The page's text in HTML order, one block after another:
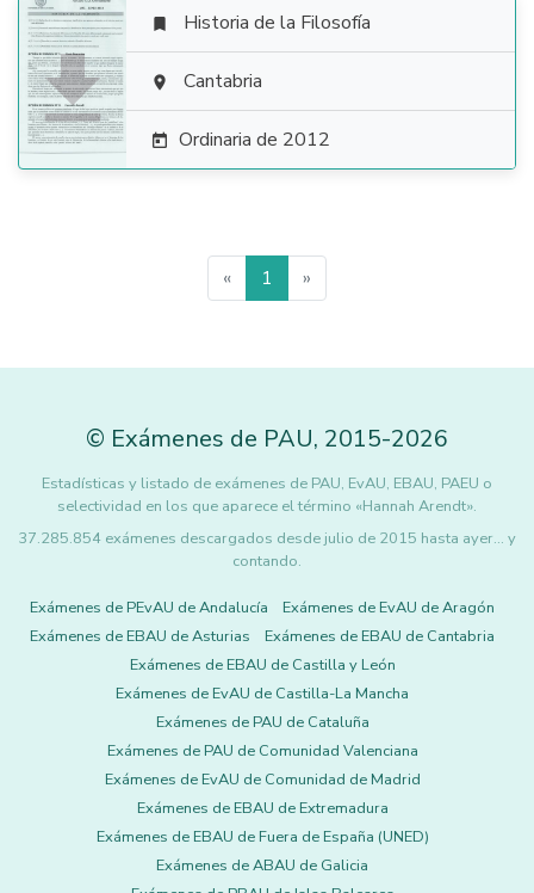

 Historia de la Filosofía
 Cantabria
 Ordinaria de 2012
« 1 »
© Exámenes de PAU, 2015-2026
Estadísticas y listado de exámenes de PAU, EvAU, EBAU, PAEU o
selectividad en los que aparece el término «Hannah Arendt».
37.285.854 exámenes descargados desde julio de 2015 hasta ayer... y
contando.
Exámenes de PEvAU de Andalucía
Exámenes de EvAU de Aragón
Exámenes de EBAU de Asturias
Exámenes de EBAU de Cantabria
Exámenes de EBAU de Castilla y León
Exámenes de EvAU de Castilla-La Mancha
Exámenes de PAU de Cataluña
Exámenes de PAU de Comunidad Valenciana
Exámenes de EvAU de Comunidad de Madrid
Exámenes de EBAU de Extremadura
Exámenes de EBAU de Fuera de España (UNED)
Exámenes de ABAU de Galicia